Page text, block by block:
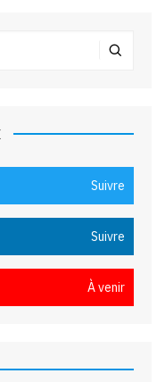
Suivre
Suivre
À venir